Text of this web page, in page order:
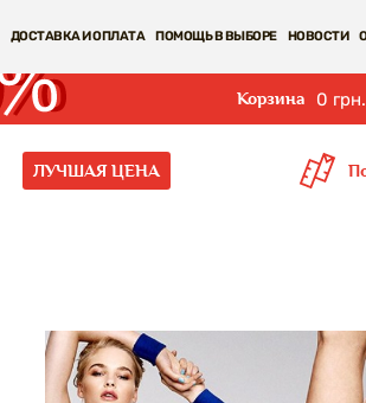
НОВОСТИ
ПОМОЩЬ В ВЫБОРЕ
ДОСТАВКА И ОПЛАТА
Корзина 0 грн.
ЛУЧШАЯ ЦЕНА